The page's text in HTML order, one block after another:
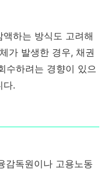
하는 방식도 고려해
가 발생한 경우, 채권
수하려는 경향이 있으
다​.
감독원이나 고용노동